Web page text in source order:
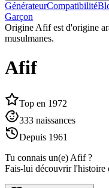
GénérateurCompatibilité
Garçon
Origine Afif est d'origine
musulmanes.
Afif
Top en 1972
333 naissances
Depuis 1961
Tu connais un(e) Afif?
Fais-lui découvrir l'histoire